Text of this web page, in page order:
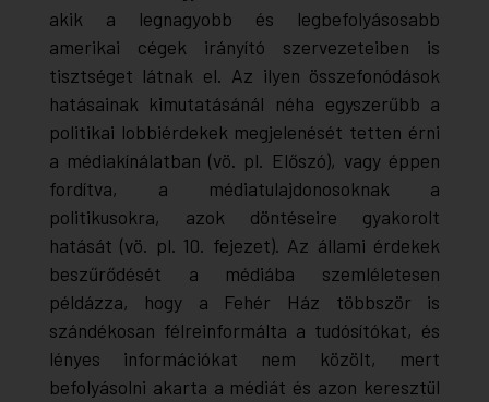
akik a legnagyobb és legbefolyásosabb
amerikai cégek irányító szervezeteiben is
tisztséget látnak el. Az ilyen összefonódások
hatásainak kimutatásánál néha egyszerűbb a
politikai lobbiérdekek megjelenését tetten érni
a médiakínálatban (vö. pl. Előszó), vagy éppen
fordítva, a médiatulajdonosoknak a
politikusokra, azok döntéseire gyakorolt
hatását (vö. pl. 10. fejezet). Az állami érdekek
beszűrődését a médiába szemléletesen
példázza, hogy a Fehér Ház többször is
szándékosan félreinformálta a tudósítókat, és
lényes információkat nem közölt, mert
befolyásolni akarta a médiát és azon keresztül